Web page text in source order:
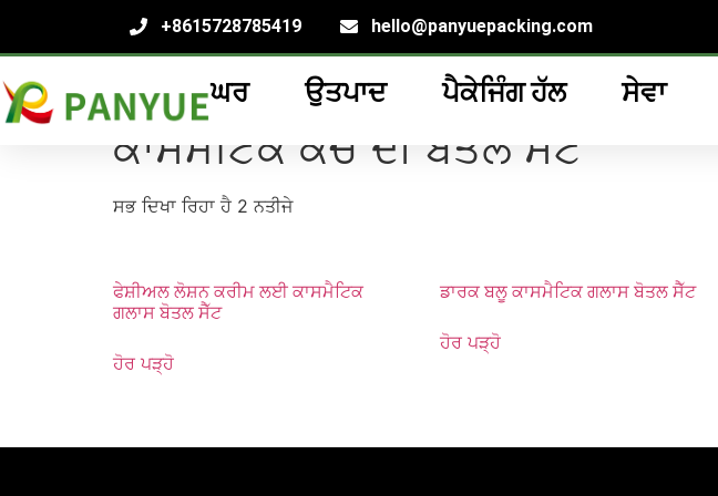
+8615728785419 hello@panyuepacking.com
ਘਰ ਉਤਪਾਦ ਪੈਕੇਜਿੰਗ ਹੱਲ ਸੇਵਾ
ਘਰ/ਉਤਪਾਦ/ ਟੈਗ ਕੀਤੇ ਉਤਪਾਦ "ਕਾਸਮੈਟਿਕ ਕੱਚ ਦੀ ਬੋਤਲ ਸੈੱਟ”
ਕਾਸਮੈਟਿਕ ਕੱਚ ਦੀ ਬੋਤਲ ਸੈੱਟ
ਸਭ ਦਿਖਾ ਰਿਹਾ ਹੈ 2 ਨਤੀਜੇ
ਫੇਸ਼ੀਅਲ ਲੋਸ਼ਨ ਕਰੀਮ ਲਈ ਕਾਸਮੈਟਿਕ
ਗਲਾਸ ਬੋਤਲ ਸੈੱਟ
ਹੋਰ ਪੜ੍ਹੋ
ਡਾਰਕ ਬਲੂ ਕਾਸਮੈਟਿਕ ਗਲਾਸ ਬੋਤਲ ਸੈੱਟ
ਹੋਰ ਪੜ੍ਹੋ